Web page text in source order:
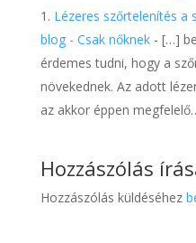
Lézeres szőrtelenítés a
blog - Csak nőknek- […]
érdemes tudni, hogy a
növekednek. Az adott
az akkor éppen
Hozzászólás
Hozzászólás küldéséhez